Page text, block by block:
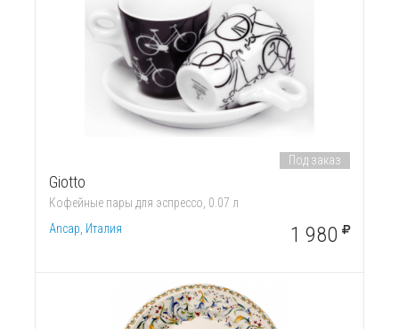
Giotto
Кофейные пары для эспрессо, 0.07 л
Ancap, Италия
Под заказ
1 980